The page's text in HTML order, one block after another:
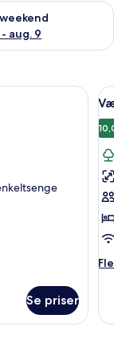
aug. 9
for denne
med stenvæg, pejs,
Se priser
af
til
4
til